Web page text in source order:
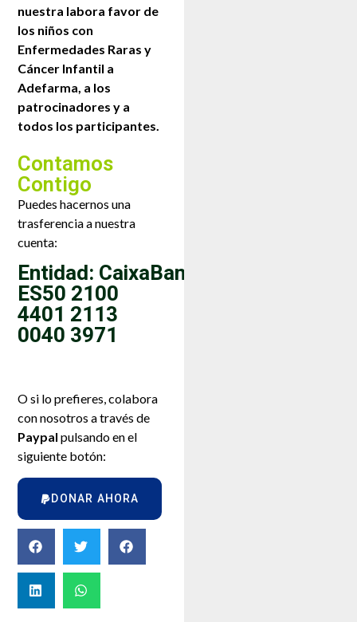
nuestra labora favor de
los niños con
Enfermedades Raras y
Cáncer Infantil a
Adefarma, a los
patrocinadores y a
todos los participantes.
Contamos
Contigo
Puedes hacernos una
trasferencia a nuestra
cuenta:
Entidad: CaixaBank
ES50 2100
4401 2113
0040 3971
O si lo prefieres, colabora
con nosotros a través de
Paypal pulsando en el
siguiente botón:
DONAR AHORA